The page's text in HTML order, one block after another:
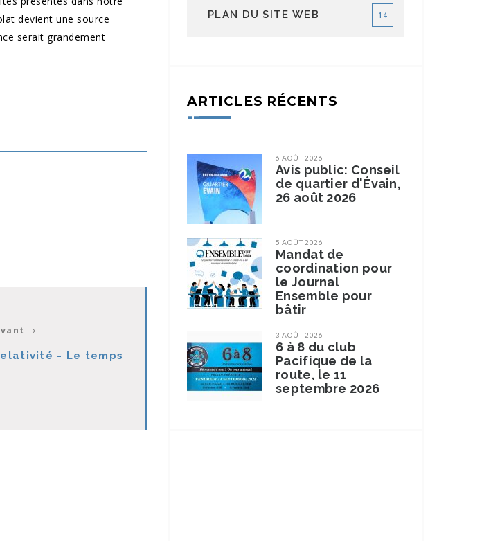
devient une source
serait grandement
- Le temps
PLAN DU SITE WEB 14
ARTICLES RÉCENTS
6 AOÛT 2026
Avis public: Conseil
de quartier d'Évain,
26 août 2026
5 AOÛT 2026
Mandat de
coordination pour
le Journal
Ensemble pour
bâtir
3 AOÛT 2026
6 à 8 du club
Pacifique de la
route, le 11
septembre 2026